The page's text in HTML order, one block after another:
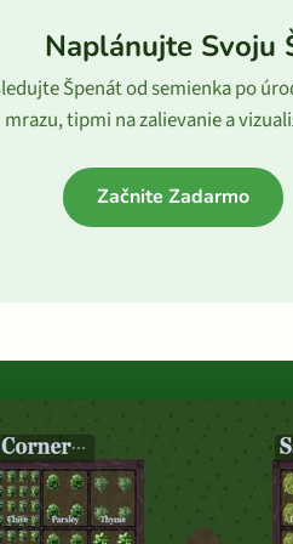
Naplánujte Svoju
Špenát od semienka po
mrazu, tipmi na zalievanie a
Začnite Zadarmo